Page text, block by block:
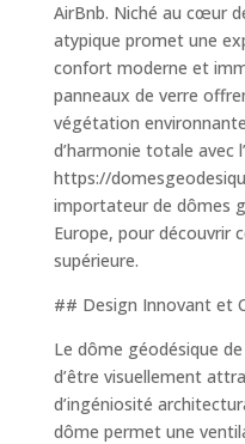
AirBnb. Niché au cœur
atypique promet une
confort moderne et
panneaux de verre
végétation
d’harmonie totale avec
https://
importateur de dômes
Europe, pour découvrir
supérieure.
## Design Innovant et
Le dôme géodésique
d’être visuellement
d’ingéniosité
dôme permet une